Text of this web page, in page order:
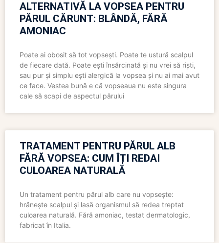
ALTERNATIVĂ LA VOPSEA PENTRU
PĂRUL CĂRUNT: BLÂNDĂ, FĂRĂ
AMONIAC
Poate ai obosit să tot vopsești. Poate te ustură scalpul
de fiecare dată. Poate ești însărcinată și nu vrei să riști,
sau pur și simplu ești alergică la vopsea și nu ai mai avut
ce face. Vestea bună e că vopseaua nu este singura
cale să scapi de aspectul părului
TRATAMENT PENTRU PĂRUL ALB
FĂRĂ VOPSEA: CUM ÎȚI REDAI
CULOAREA NATURALĂ
Un tratament pentru părul alb care nu vopsește:
hrănește scalpul și lasă organismul să redea treptat
culoarea naturală. Fără amoniac, testat dermatologic,
fabricat în Italia.